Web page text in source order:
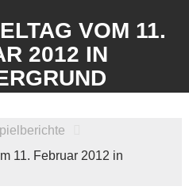
VOM 11.
2012 IN
11. Februar 2012 in